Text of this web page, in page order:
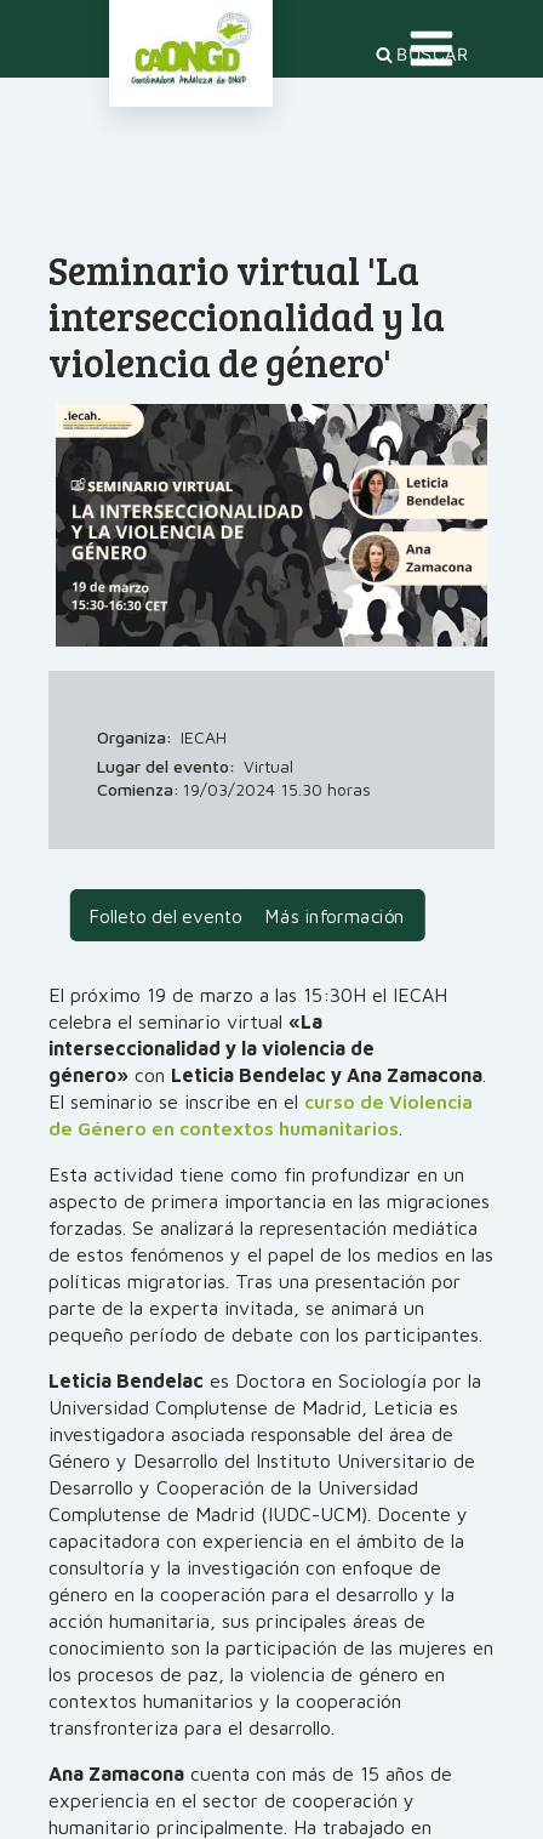
BUSCAR
Seminario virtual 'La
interseccionalidad y la
violencia de género'
Organiza: IECAH
Lugar del evento: Virtual
Comienza: 19/03/2024 15.30 horas
Folleto del evento Más información
El próximo 19 de marzo a las 15:30H el IECAH
celebra el seminario virtual «La
interseccionalidad y la violencia de
género» con Leticia Bendelac y Ana Zamacona
El seminario se inscribe en el curso de Violencia
de Género en contextos humanitarios
Esta actividad tiene como fin profundizar en un
aspecto de primera importancia en las migraciones
forzadas. Se analizará la representación mediática
de estos fenómenos y el papel de los medios en las
políticas migratorias. Tras una presentación por
parte de la experta invitada, se animará un
pequeño período de debate con los participantes.
Leticia Bendelac es Doctora en Sociología por la
Universidad Complutense de Madrid, Leticia es
investigadora asociada responsable del área de
Género y Desarrollo del Instituto Universitario de
Desarrollo y Cooperación de la Universidad
Complutense de Madrid (IUDC-UCM). Docente y
capacitadora con experiencia en el ámbito de la
consultoría y la investigación con enfoque de
género en la cooperación para el desarrollo y la
acción humanitaria, sus principales áreas de
conocimiento son la participación de las mujeres en
los procesos de paz, la violencia de género en
contextos humanitarios y la cooperación
transfronteriza para el desarrollo.
Ana Zamacona cuenta con más de 15 años de
experiencia en el sector de cooperación y
humanitario principalmente. Ha trabajado en